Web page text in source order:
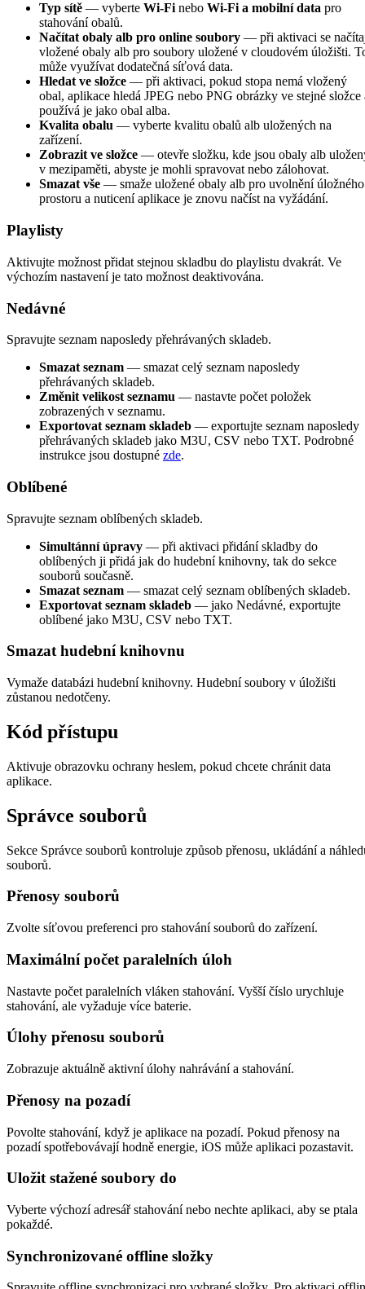
Typ sítě — vyberte Wi-Fi nebo Wi-Fi a mobilní data pro
stahování obalů.
Načítat obaly alb pro online soubory — při aktivaci se
vložené obaly alb pro soubory uložené v cloudovém úložišti.
může využívat dodatečná síťová data.
Hledat ve složce — při aktivaci, pokud stopa nemá vložený
obal, aplikace hledá JPEG nebo PNG obrázky ve stejné složce
používá je jako obal alba.
Kvalita obalu — vyberte kvalitu obalů alb uložených na
zařízení.
Zobrazit ve složce — otevře složku, kde jsou obaly alb
v mezipaměti, abyste je mohli spravovat nebo zálohovat.
Smazat vše — smaže uložené obaly alb pro uvolnění úložného
prostoru a nuticení aplikace je znovu načíst na vyžádání.
Playlisty
Aktivujte možnost přidat stejnou skladbu do playlistu dvakrát. Ve
výchozím nastavení je tato možnost deaktivována.
Nedávné
Spravujte seznam naposledy přehrávaných skladeb.
Smazat seznam — smazat celý seznam naposledy
přehrávaných skladeb.
Změnit velikost seznamu — nastavte počet položek
zobrazených v seznamu.
Exportovat seznam skladeb — exportujte seznam naposledy
přehrávaných skladeb jako M3U, CSV nebo TXT. Podrobné
instrukce jsou dostupné zde.
Oblíbené
Spravujte seznam oblíbených skladeb.
Simultánní úpravy — při aktivaci přidání skladby do
oblíbených ji přidá jak do hudební knihovny, tak do sekce
souborů současně.
Smazat seznam — smazat celý seznam oblíbených skladeb.
Exportovat seznam skladeb — jako Nedávné, exportujte
oblíbené jako M3U, CSV nebo TXT.
Smazat hudební knihovnu
Vymaže databázi hudební knihovny. Hudební soubory v úložišti
zůstanou nedotčeny.
Kód přístupu
Aktivuje obrazovku ochrany heslem, pokud chcete chránit data
aplikace.
Správce souborů
Sekce Správce souborů kontroluje způsob přenosu, ukládání a
souborů.
Přenosy souborů
Zvolte síťovou preferenci pro stahování souborů do zařízení.
Maximální počet paralelních úloh
Nastavte počet paralelních vláken stahování. Vyšší číslo urychluje
stahování, ale vyžaduje více baterie.
Úlohy přenosu souborů
Zobrazuje aktuálně aktivní úlohy nahrávání a stahování.
Přenosy na pozadí
Povolte stahování, když je aplikace na pozadí. Pokud přenosy na
pozadí spotřebovávají hodně energie, iOS může aplikaci pozastavit.
Uložit stažené soubory do
Vyberte výchozí adresář stahování nebo nechte aplikaci, aby se ptala
pokaždé.
Synchronizované offline složky